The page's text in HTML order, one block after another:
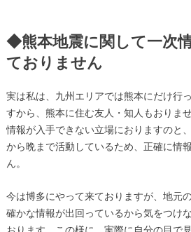
◆熊本地震に関して一次
ておりません
実は私は、九州エリアでは熊本にだけ行
すから、熊本に住む友人・知人もおりま
情報が入手できない立場におりますのと
から晩まで活動しているため、正確に情
ん。
今は博多にやって来ておりますが、地元
確かな情報が出回っているから気をつけ